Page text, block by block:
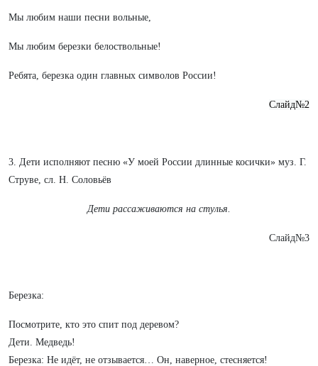
Мы любим наши песни вольные,
Мы любим березки белоствольные!
Ребята, березка один главных символов России!
Слайд№2
3. Дети исполняют песню «У моей России длинные косички» муз. Г.
Струве, сл. Н. Соловьёв
Дети рассаживаются на стулья.
Слайд№3
Березка:
Посмотрите, кто это спит под деревом?
Дети. Медведь!
Березка: Не идёт, не отзывается… Он, наверное, стесняется!